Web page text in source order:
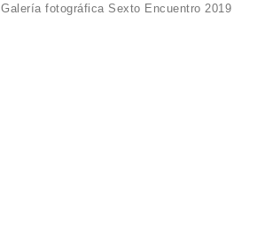
Galería fotográfica Sexto Encuentro 2019